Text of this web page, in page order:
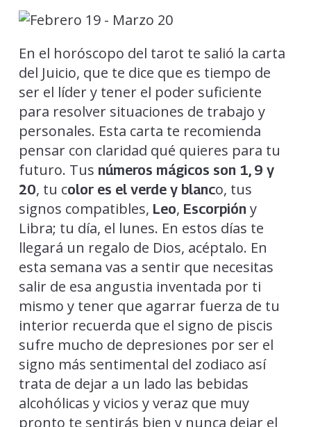
En el horóscopo del tarot te salió la carta
del Juicio, que te dice que es tiempo de
ser el líder y tener el poder suficiente
para resolver situaciones de trabajo y
personales. Esta carta te recomienda
pensar con claridad qué quieres para tu
futuro. Tus números mágicos son 1, 9 y
20, tu color es el verde y blanco, tus
signos compatibles, Leo, Escorpión y
Libra; tu día, el lunes. En estos días te
llegará un regalo de Dios, acéptalo. En
esta semana vas a sentir que necesitas
salir de esa angustia inventada por ti
mismo y tener que agarrar fuerza de tu
interior recuerda que el signo de piscis
sufre mucho de depresiones por ser el
signo más sentimental del zodiaco así
trata de dejar a un lado las bebidas
alcohólicas y vicios y veraz que muy
pronto te sentirás bien y nunca dejar el